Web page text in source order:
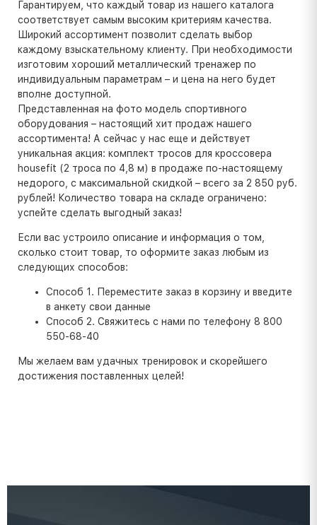
Гарантируем, что каждый товар из нашего каталога
соответствует самым высоким критериям качества.
Широкий ассортимент позволит сделать выбор
каждому взыскательному клиенту. При необходимости
изготовим хороший металлический тренажер по
индивидуальным параметрам – и цена на него будет
вполне доступной.
Представленная на фото модель спортивного
оборудования – настоящий хит продаж нашего
ассортимента! А сейчас у нас еще и действует
уникальная акция: комплект тросов для кроссовера
housefit (2 троса по 4,8 м) в продаже по-настоящему
недорого, с максимальной скидкой – всего за 2 850 руб.
рублей! Количество товара на складе ограничено:
успейте сделать выгодный заказ!
Если вас устроило описание и информация о том,
сколько стоит товар, то оформите заказ любым из
следующих способов:
Способ 1. Переместите заказ в корзину и введите
в анкету свои данные
Способ 2. Свяжитесь с нами по телефону 8 800
550-68-40
Мы желаем вам удачных тренировок и скорейшего
достижения поставленных целей!